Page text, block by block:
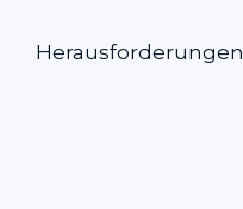
Herausforderungen